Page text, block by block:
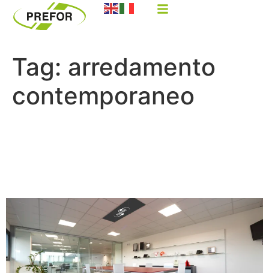
Tag: arredamento
contemporaneo